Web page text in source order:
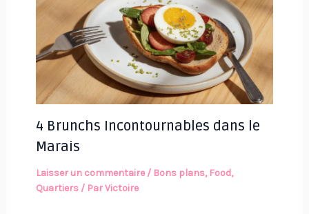
4 Brunchs Incontournables dans le
Marais
Laisser un commentaire / Bons plans, Food,
Quartiers/ ParVictoire